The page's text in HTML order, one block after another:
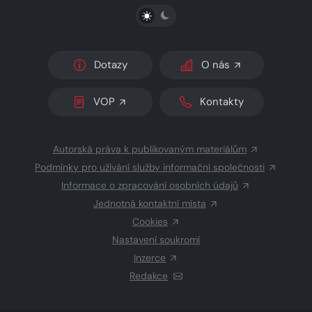
PŘEPNOUT SVĚTLÝ/TMAVÝ REŽIM
Dotazy O nás
VOP Kontakty
Autorská práva k publikovaným materiálům
Podmínky pro užívání služby informační společnosti
Informace o zpracování osobních údajů
Jednotná kontaktní místa
Cookies
Nastavení soukromí
Inzerce
Redakce